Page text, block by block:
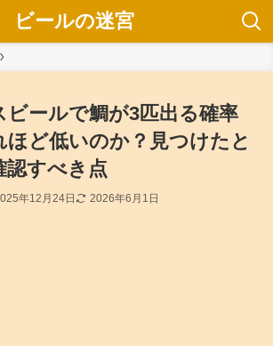
ビールの迷宮
ビールで鯛が3匹出る確率
ほど低いのか？見つけたと
認すべき点
年12月24日 2026年6月1日